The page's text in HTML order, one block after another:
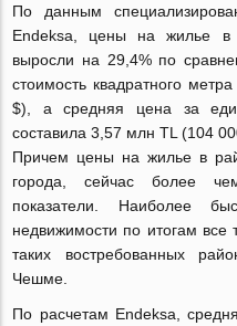
По данным
Endeksa, цены на жилье
выросли на 29,4% по
стоимость квадратного
$), а средняя цена за
составила 3,57 млн TL (104
Причем цены на жилье в
города, сейчас более
показатели. Наиболее
недвижимости по итогам все
таких востребованных
Чешме.
По расчетам Endeksa,